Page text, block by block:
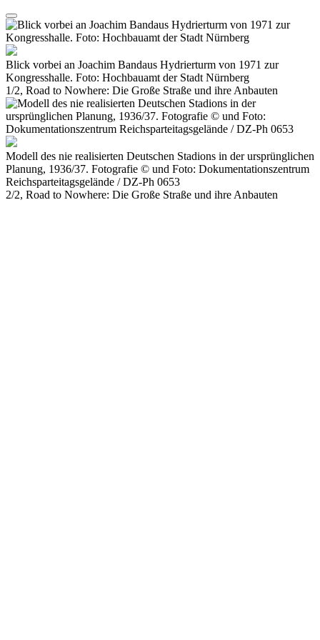
Blick vorbei an Joachim Bandaus Hydrierturm von 1971 zur
Kongresshalle. Foto: Hochbauamt der Stadt Nürnberg
1/2, Road to Nowhere: Die Große Straße und ihre Anbauten
Modell des nie realisierten Deutschen Stadions in der ursprünglichen
Planung, 1936/37. Fotografie © und Foto: Dokumentationszentrum
Reichsparteitagsgelände / DZ-Ph 0653
2/2, Road to Nowhere: Die Große Straße und ihre Anbauten